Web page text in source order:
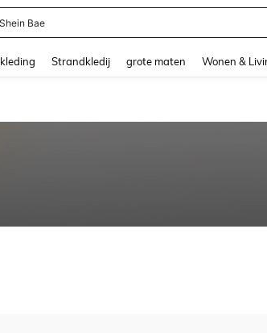
Shein Bae
Strandkledij grote maten Wonen &